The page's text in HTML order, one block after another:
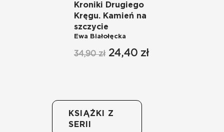
Kroniki Drugiego
Kręgu. Kamień na
szczycie
Ewa Białołęcka
34,90 zł 24,40 zł
KSIĄŻKI Z
SERII